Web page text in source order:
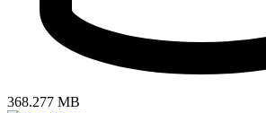
368.277 MB